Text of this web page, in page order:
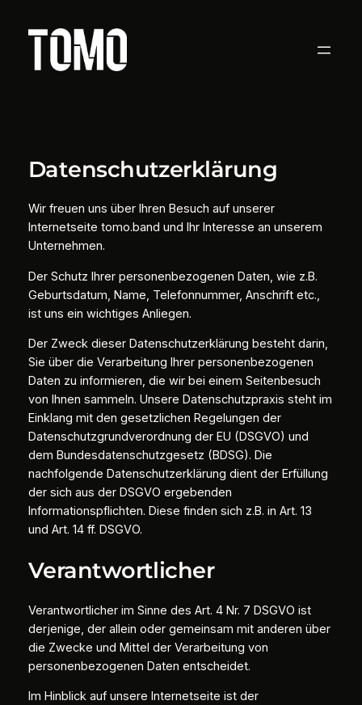
Inhalt
Datenschutzerklärung
Wir freuen uns über Ihren Besuch auf unserer
Internetseite tomo.band und Ihr Interesse an unserem
Unternehmen.
Der Schutz Ihrer personenbezogenen Daten, wie z.B.
Geburtsdatum, Name, Telefonnummer, Anschrift etc.,
ist uns ein wichtiges Anliegen.
Der Zweck dieser Datenschutzerklärung besteht darin,
Sie über die Verarbeitung Ihrer personenbezogenen
Daten zu informieren, die wir bei einem Seitenbesuch
von Ihnen sammeln. Unsere Datenschutzpraxis steht im
Einklang mit den gesetzlichen Regelungen der
Datenschutzgrundverordnung der EU (DSGVO) und
dem Bundesdatenschutzgesetz (BDSG). Die
nachfolgende Datenschutzerklärung dient der Erfüllung
der sich aus der DSGVO ergebenden
Informationspflichten. Diese finden sich z.B. in Art. 13
und Art. 14 ff. DSGVO.
Verantwortlicher
Verantwortlicher im Sinne des Art. 4 Nr. 7 DSGVO ist
derjenige, der allein oder gemeinsam mit anderen über
die Zwecke und Mittel der Verarbeitung von
personenbezogenen Daten entscheidet.
Im Hinblick auf unsere Internetseite ist der